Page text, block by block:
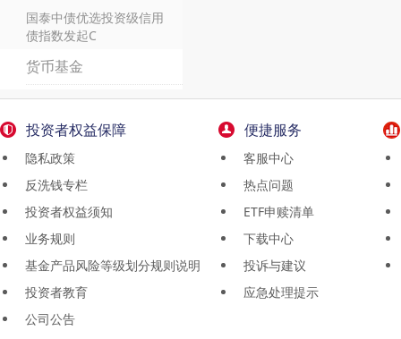
国泰中债优选投资级信用
债指数发起C
货币基金
投资者权益保障
隐私政策
反洗钱专栏
投资者权益须知
业务规则
基金产品风险等级划分规则说明
投资者教育
公司公告
便捷服务
客服中心
热点问题
ETF申赎清单
下载中心
投诉与建议
应急处理提示